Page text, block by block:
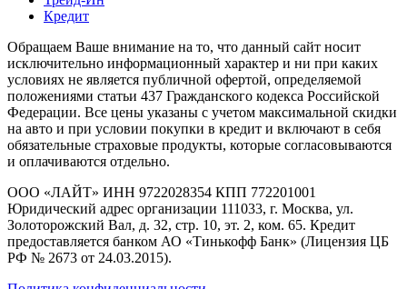
Кредит
Обращаем Ваше внимание на то, что данный сайт носит
исключительно информационный характер и ни при каких
условиях не является публичной офертой, определяемой
положениями статьи 437 Гражданского кодекса Российской
Федерации. Все цены указаны с учетом максимальной скидки
на авто и при условии покупки в кредит и включают в себя
обязательные страховые продукты, которые согласовываются
и оплачиваются отдельно.
ООО «ЛАЙТ» ИНН 9722028354 КПП 772201001
Юридический адрес организации 111033, г. Москва, ул.
Золоторожский Вал, д. 32, стр. 10, эт. 2, ком. 65. Кредит
предоставляется банком АО «Тинькофф Банк» (Лицензия ЦБ
РФ № 2673 от 24.03.2015).